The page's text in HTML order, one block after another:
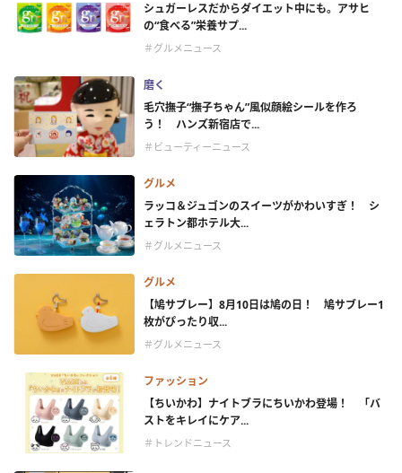
シュガーレスだからダイエット中にも。アサヒ
の“食べる”栄養サプ...
＃グルメニュース
磨く
毛穴撫子“撫子ちゃん”風似顔絵シールを作ろ
う！ ハンズ新宿店で...
＃ビューティーニュース
グルメ
ラッコ＆ジュゴンのスイーツがかわいすぎ！ シ
ェラトン都ホテル大...
＃グルメニュース
グルメ
【鳩サブレー】8月10日は鳩の日！ 鳩サブレー1
枚がぴったり収...
＃グルメニュース
ファッション
【ちいかわ】ナイトブラにちいかわ登場！ 「バ
ストをキレイにケア...
＃トレンドニュース